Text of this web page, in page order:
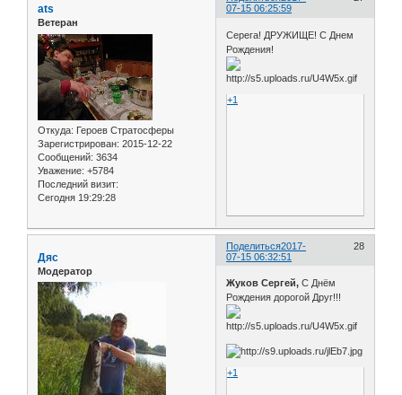
07-15 06:25:59
ats
Ветеран
Откуда: Героев Стратосферы
Зарегистрирован: 2015-12-22
Сообщений: 3634
Уважение: +5784
Последний визит:
Сегодня 19:29:28
Серега! ДРУЖИЩЕ! С Днем
Рождения!
+1
Поделиться 28
2017-
07-15 06:32:51
Дяс
Модератор
Жуков Сергей, С Днём
Рождения дорогой Друг!!!
+1